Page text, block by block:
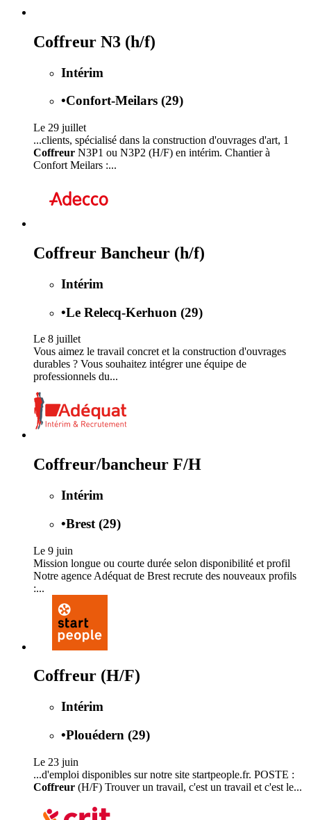
Coffreur N3 (h/f)
Intérim
•Confort-Meilars (29)
Le 29 juillet
...clients, spécialisé dans la construction d'ouvrages d'art, 1
Coffreur N3P1 ou N3P2 (H/F) en intérim. Chantier à
Confort Meilars :...
Coffreur Bancheur (h/f)
Intérim
•Le Relecq-Kerhuon (29)
Le 8 juillet
Vous aimez le travail concret et la construction d'ouvrages
durables ? Vous souhaitez intégrer une équipe de
professionnels du...
Coffreur/bancheur F/H
Intérim
•Brest (29)
Le 9 juin
Mission longue ou courte durée selon disponibilité et profil
Notre agence Adéquat de Brest recrute des nouveaux profils
:...
Coffreur (H/F)
Intérim
•Plouédern (29)
Le 23 juin
...d'emploi disponibles sur notre site startpeople.fr. POSTE :
Coffreur (H/F) Trouver un travail, c'est un travail et c'est le...